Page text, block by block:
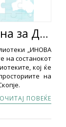
22 септември 2017 |Покана за Дискусија за Глобалната визија на библиотеките
„ИНОВА
на состанокот
кој ќе
на
ПОВЕЌЕ